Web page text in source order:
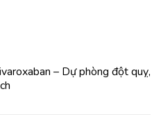
– Dự phòng đột quỵ,